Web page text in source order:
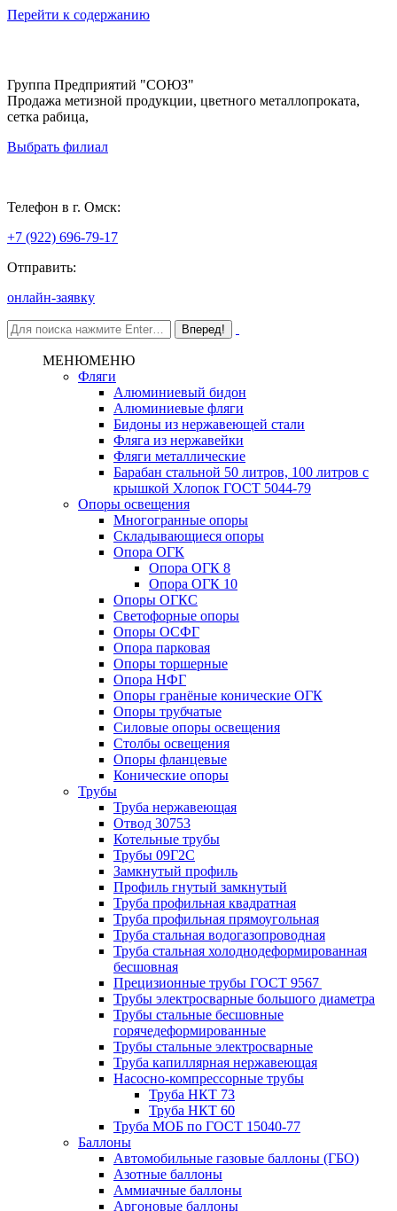
Перейти к содержанию
Группа Предприятий "СОЮЗ"
Продажа метизной продукции, цветного металлопроката,
сетка рабица,
Выбрать филиал
Телефон в г. Омск:
+7 (922) 696-79-17
Отправить:
онлайн-заявку
МЕНЮМЕНЮ
Фляги
Алюминиевый бидон
Алюминиевые фляги
Бидоны из нержавеющей стали
Фляга из нержавейки
Фляги металлические
Барабан стальной 50 литров, 100 литров с
крышкой Хлопок ГОСТ 5044-79
Опоры освещения
Многогранные опоры
Складывающиеся опоры
Опора ОГК
Опора ОГК 8
Опора ОГК 10
Опоры ОГКС
Светофорные опоры
Опоры ОСФГ
Опора парковая
Опоры торшерные
Опора НФГ
Опоры гранёные конические ОГК
Опоры трубчатые
Силовые опоры освещения
Столбы освещения
Опоры фланцевые
Конические опоры
Трубы
Труба нержавеющая
Отвод 30753
Котельные трубы
Трубы 09Г2С
Замкнутый профиль
Профиль гнутый замкнутый
Труба профильная квадратная
Труба профильная прямоугольная
Труба стальная водогазопроводная
Труба стальная холоднодеформированная
бесшовная
Прецизионные трубы ГОСТ 9567
Трубы электросварные большого диаметра
Трубы стальные бесшовные
горячедеформированные
Трубы стальные электросварные
Труба капиллярная нержавеющая
Насосно-компрессорные трубы
Труба НКТ 73
Труба НКТ 60
Труба МОБ по ГОСТ 15040-77
Баллоны
Автомобильные газовые баллоны (ГБО)
Азотные баллоны
Аммиачные баллоны
Аргоновые баллоны